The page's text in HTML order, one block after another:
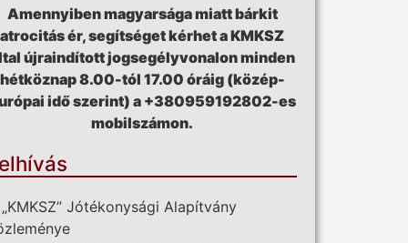
Amennyiben magyarsága miatt bárkit
atrocitás ér, segítséget kérhet a KMKSZ
újraindított jogsegélyvonalon minden
hétköznap 8.00-tól 17.00 óráig (közép-
idő szerint) a +380959192802-es
mobilszámon.
Jótékonysági Alapítvány